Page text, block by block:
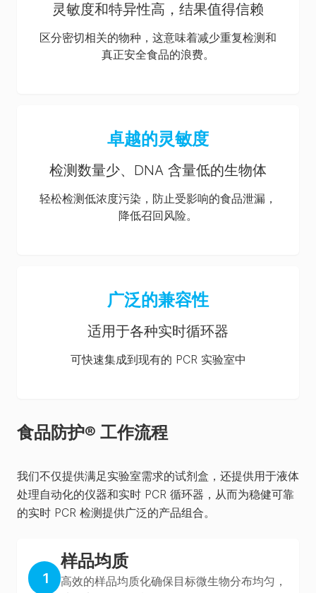
灵敏度和特异性高，结果值得信赖
区分密切相关的物种，这意味着减少重复检测和
真正安全食品的浪费。
卓越的灵敏度
检测数量少、DNA 含量低的生物体
轻松检测低浓度污染，防止受影响的食品泄漏，
降低召回风险。
广泛的兼容性
适用于各种实时循环器
可快速集成到现有的 PCR 实验室中
食品防护® 工作流程
我们不仅提供满足实验室需求的试剂盒，还提供用于液体
处理自动化的仪器和实时 PCR 循环器，从而为稳健可靠
的实时 PCR 检测提供广泛的产品组合。
1
样品均质
高效的样品均质化确保目标微生物分布均匀，